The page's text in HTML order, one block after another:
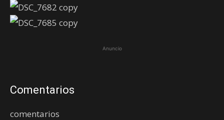
Anuncio
Comentarios
comentarios